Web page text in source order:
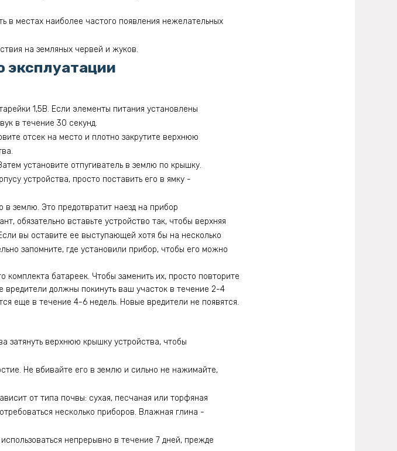
в местах наиболее частого появления нежелательных
на земляных червей и жуков.
эксплуатации
1,5В. Если элементы питания установлены
в течение 30 секунд.
отсек на место и плотно закрутите верхнюю
установите отпугиватель в землю по крышку.
устройства, просто поставить его в ямку -
землю. Это предотвратит наезд на прибор
обязательно вставьте устройство так, чтобы верхняя
вы оставите ее выступающей хотя бы на несколько
запомните, где установили прибор, чтобы его можно
комплекта батареек. Чтобы заменить их, просто повторите
вредители должны покинуть ваш участок в течение 2-4
еще в течение 4-6 недель. Новые вредители не появятся.
затянуть верхнюю крышку устройства, чтобы
Не вбивайте его в землю и сильно не нажимайте,
от типа почвы: сухая, песчаная или торфяная
несколько приборов. Влажная глина -
непрерывно в течение 7 дней, прежде